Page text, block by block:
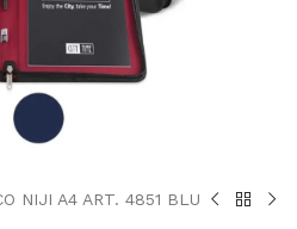
NIJI A4 ART. 4851 BLU